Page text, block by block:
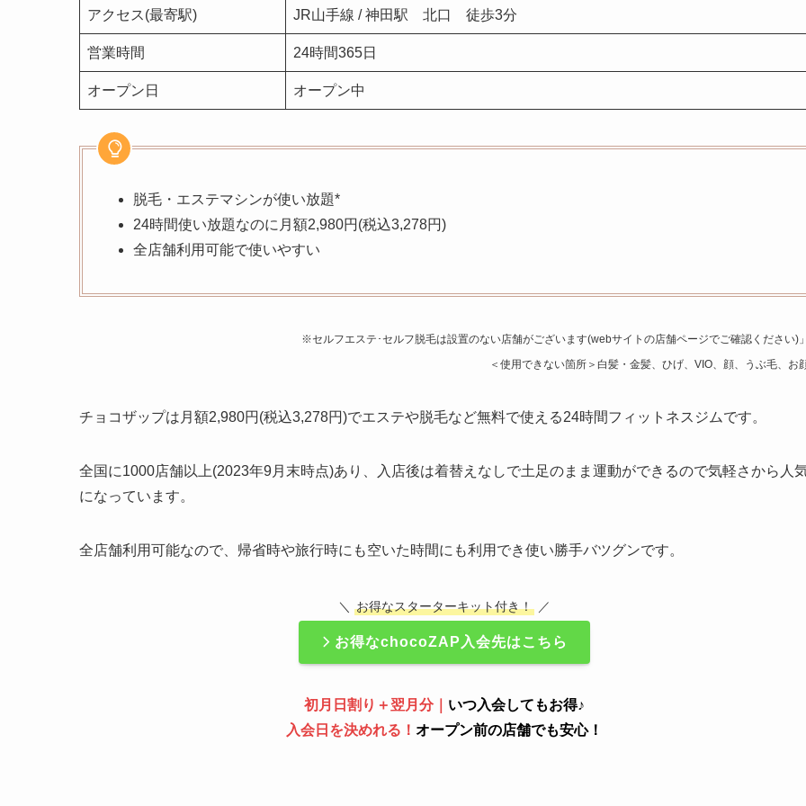
アクセス(最寄駅) JR山手線 / 神田駅 北口 徒歩3分
営業時間 24時間365日
オープン日 オープン中
脱毛・エステマシンが使い放題*
24時間使い放題なのに月額2,980円(税込3,278円)
全店舗利用可能で使いやすい
※セルフエステ･セルフ脱毛は設置のない店舗がございます(webサイトの店舗ページでご確認ください)
＜使用できない箇所＞白髪・金髪、ひげ、VIO、顔、うぶ毛、お
チョコザップは月額2,980円(税込3,278円)でエステや脱毛など無料で使える24時間フィットネスジムです。
全国に1000店舗以上(2023年9月末時点)あり、入店後は着替えなしで土足のまま運動ができるので気軽さから人
になっています。
全店舗利用可能なので、帰省時や旅行時にも空いた時間にも利用でき使い勝手バツグンです。
＼ お得なスターターキット付き！ ／
お得なchocoZAP入会先はこちら
初月日割り＋翌月分｜ いつ入会してもお得♪
入会日を決めれる！ オープン前の店舗でも安心！